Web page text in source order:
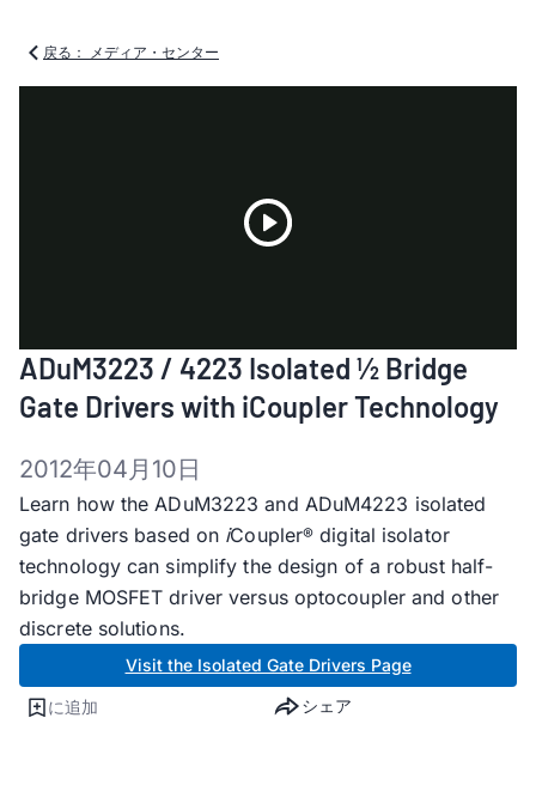
戻る： メディア・センター
Video
ADuM3223 / 4223 Isolated ½ Bridge
Gate Drivers with iCoupler Technology
2012年04月10日
Learn how the ADuM3223 and ADuM4223 isolated
gate drivers based on iCoupler® digital isolator
technology can simplify the design of a robust half-
bridge MOSFET driver versus optocoupler and other
discrete solutions.
Visit the Isolated Gate Drivers Page
に追加 シェア